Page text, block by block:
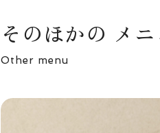
そのほかの メ
Other menu